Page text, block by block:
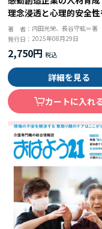
理念浸透と心理的安全
とする介護・鍼灸接骨院
組み
著 者： 内田光栄、長谷守紘＝著
発行日：2025年08月29日
2,750円
詳細を見る
カートに入れ